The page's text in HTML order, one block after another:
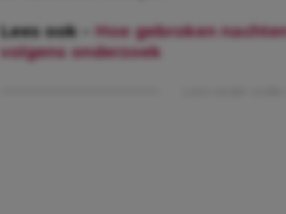
Lees ook – Hoe gebroken
volgens onderzoek